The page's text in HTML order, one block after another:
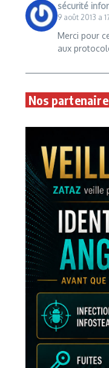
sécurité
9 août 2013 a
Merci pour
aux
Nos